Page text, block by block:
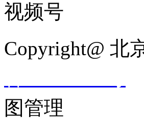
视频号
Copyright@
图管理